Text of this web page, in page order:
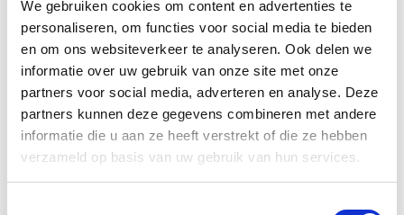
We gebruiken cookies om content en advertenties te
personaliseren, om functies voor social media te bieden
en om ons websiteverkeer te analyseren. Ook delen we
informatie over uw gebruik van onze site met onze
partners voor social media, adverteren en analyse. Deze
partners kunnen deze gegevens combineren met andere
informatie die u aan ze heeft verstrekt of die ze hebben
verzameld op basis van uw gebruik van hun services.
kunnen verbeteren. We streven ernaar om
producten van de hoogste kwaliteit aan te bieden
die voldoen aan de unieke behoeften van deze
speciale paarden. Ontdek hoe onze aanvullende
producten kunnen bijdragen aan de gezondheid,
vruchtbaarheid en prestaties van merries en
hengsten.
Welke supplementen zijn geschikt voor
drachtige merries?